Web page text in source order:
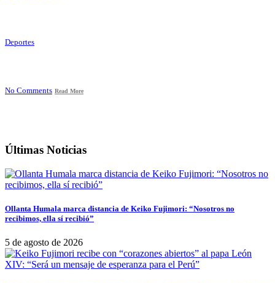
Deportes
No Comments Read More
Últimas Noticias
Ollanta Humala marca distancia de Keiko Fujimori: “Nosotros no
recibimos, ella sí recibió”
5 de agosto de 2026